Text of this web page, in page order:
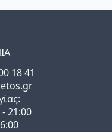
18 41
21:00